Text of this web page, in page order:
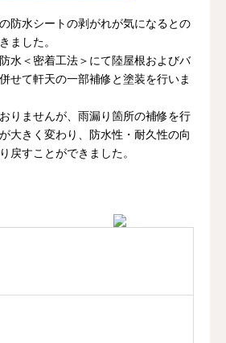
防水シートの剥がれが気になるとの
ました。
水＜密着工法＞にて陸屋根およびバ
せて軒天の一部補修と塗装を行いま
りませんが、雨漏り箇所の補修を行
大きく変わり、防水性・耐久性の向
戻すことができました。